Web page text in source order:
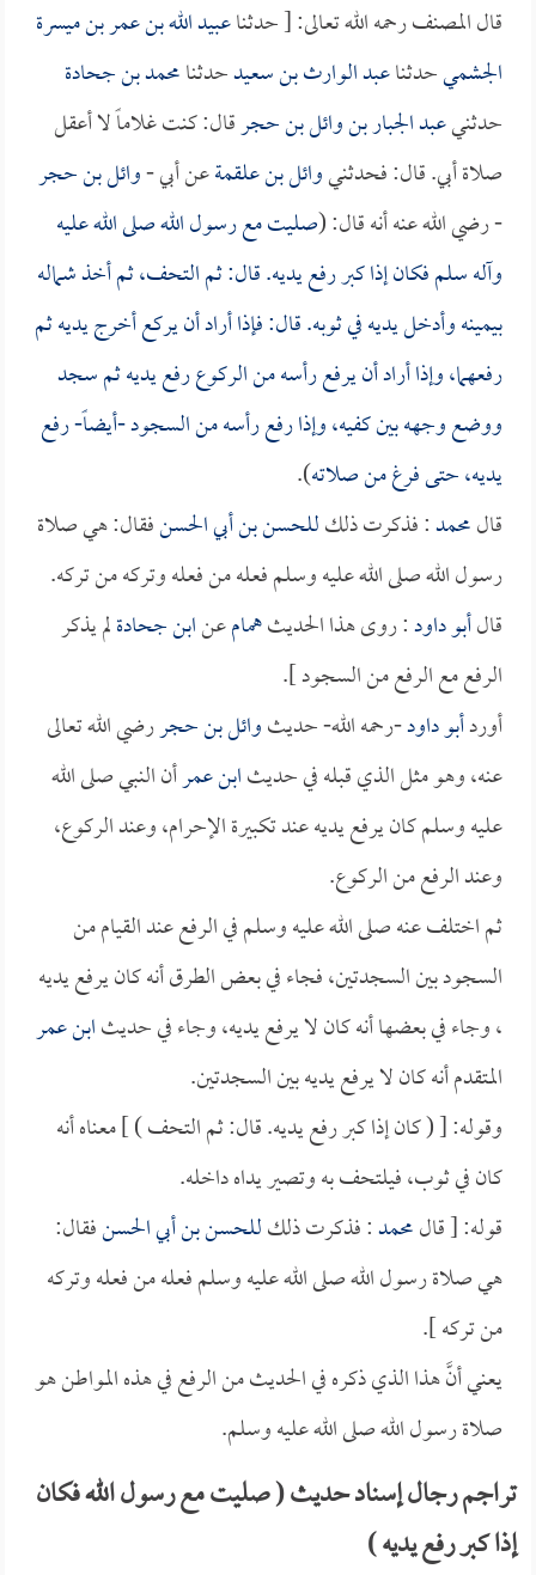
قال المصنف رحمه الله تعالى: [ حدثناعبيد الله بن عمر بن ميسرة
الجشميحدثناعبد الوارث بن سعيدحدثنامحمد بن جحادة
حدثنيعبد الجبار بن وائل بن حجرقال: كنت غلاماً لا أعقل
صلاة أبي. قال: فحدثنيوائل بن علقمةعن أبي -وائل بن حجر
- رضي الله عنه أنه قال: (صليت مع رسول الله صلى الله عليه
وآله سلم فكان إذا كبر رفع يديه. قال: ثم التحف، ثم أخذ شماله
بيمينه وأدخل يديه في ثوبه. قال: فإذا أراد أن يركع أخرج يديه ثم
رفعهما، وإذا أراد أن يرفع رأسه من الركوع رفع يديه ثم سجد
ووضع وجهه بين كفيه، وإذا رفع رأسه من السجود -أيضاً- رفع
يديه، حتى فرغ من صلاته).
قالمحمد: فذكرت ذلكللحسن بن أبي الحسنفقال: هي صلاة
رسول الله صلى الله عليه وسلم فعله من فعله وتركه من تركه.
قالأبو داود: روى هذا الحديثهمامعنابن جحادةلم يذكر
الرفع مع الرفع من السجود ].
أوردأبو داود-رحمه الله- حديثوائل بن حجررضي الله تعالى
عنه، وهو مثل الذي قبله في حديثابن عمرأن النبي صلى الله
عليه وسلم كان يرفع يديه عند تكبيرة الإحرام، وعند الركوع،
وعند الرفع من الركوع.
ثم اختلف عنه صلى الله عليه وسلم في الرفع عند القيام من
السجود بين السجدتين، فجاء في بعض الطرق أنه كان يرفع يديه
، وجاء في بعضها أنه كان لا يرفع يديه، وجاء في حديثابن عمر
المتقدم أنه كان لا يرفع يديه بين السجدتين.
وقوله: [ ( كان إذا كبر رفع يديه. قال: ثم التحف ) ] معناه أنه
كان في ثوب، فيلتحف به وتصير يداه داخله.
قوله: [ قالمحمد: فذكرت ذلكللحسن بن أبي الحسنفقال:
هي صلاة رسول الله صلى الله عليه وسلم فعله من فعله وتركه
من تركه ].
يعني أنَّ هذا الذي ذكره في الحديث من الرفع في هذه المواطن هو
صلاة رسول الله صلى الله عليه وسلم.
تراجم رجال إسناد حديث ( صليت مع رسول الله فكان
إذا كبر رفع يديه )